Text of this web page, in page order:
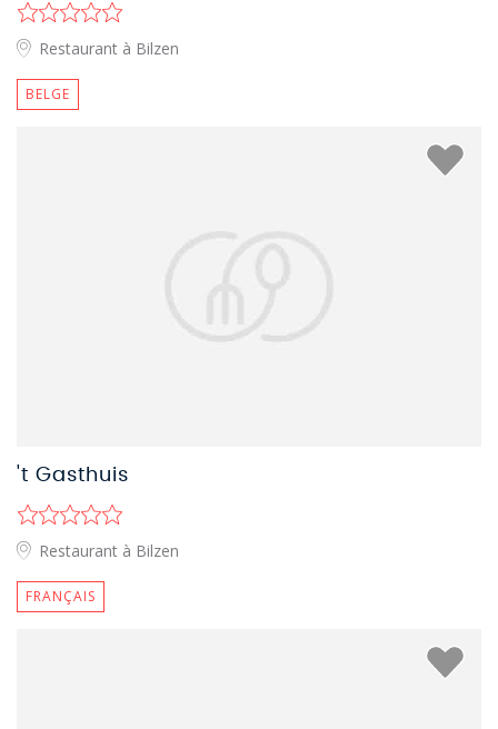
Restaurant à Bilzen
BELGE
't Gasthuis
Restaurant à Bilzen
FRANÇAIS